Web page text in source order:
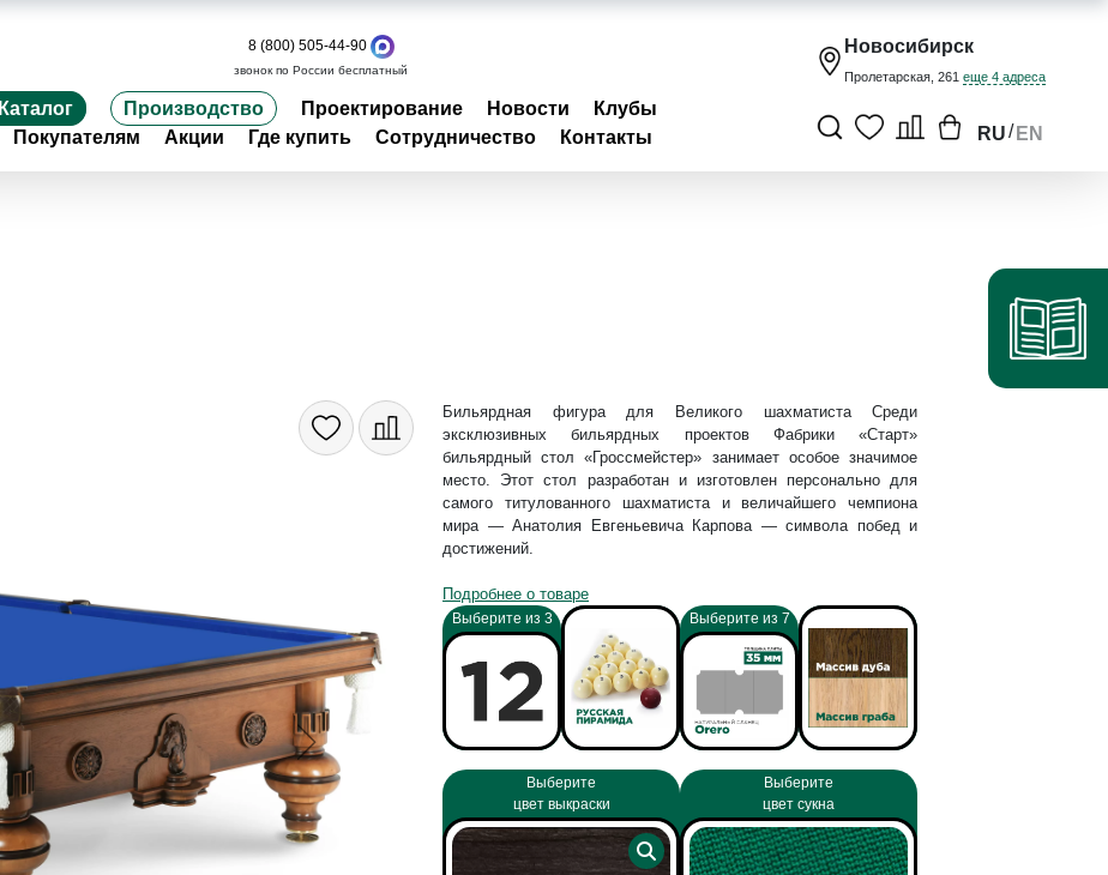
8 (800) 505-44-90
звонок по России бесплатный
Каталог Производство Проектирование Новости
Клубы
Покупателям
Акции Где купить Сотрудничество Контакты
Новосибирск
Пролетарская, 261 еще 4 адреса
RU/ EN
Выберите из 3 Выберите из 7
Выберите
цвет выкраски
Выберите
цвет сукна
Бильярдная фигура для Великого шахматиста Среди
эксклюзивных бильярдных проектов Фабрики «Старт»
бильярдный стол «Гроссмейстер» занимает особое значимое
место. Этот стол разработан и изготовлен персонально для
самого титулованного шахматиста и величайшего чемпиона
мира — Анатолия Евгеньевича Карпова — символа побед и
достижений.
Подробнее о товаре